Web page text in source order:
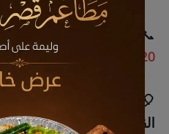
📞
920008220
🎈العرض شامل جميع فروعنا
القطيف
: شارع أحد